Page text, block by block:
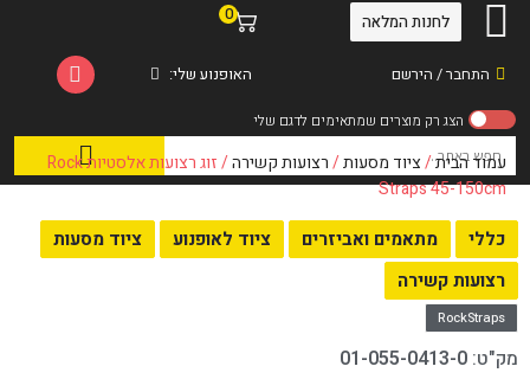
התחבר / הירשם
0
האופנוע שלי:
לחנות המלאה
עמוד הבית/ציוד מסעות/רצועות קשירה
/ זוג רצועות אלסטיות Rock
Straps 45-150cm
כללי מתאמים ואביזרים ציוד לאופנוע
ציוד מסעות
רצועות קשירה
RockStraps
מק"ט: 01-055-0413-0